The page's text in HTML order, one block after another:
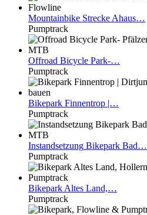
Mountainbike Strecke Ahaus…
Pumptrack
Offroad Bicycle Park-…
Pumptrack
Bikepark Finnentrop |…
Pumptrack
Instandsetzung Bikepark Bad…
Pumptrack
BikeparkAltes Land,…
Pumptrack